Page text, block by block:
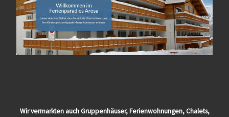
Wir vermarkten auch Gruppenhäuser, Ferienwohnungen, Chalets,